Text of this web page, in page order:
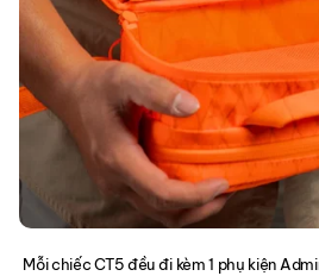
Mỗi chiếc CT5 đều đi kèm 1 phụ kiện